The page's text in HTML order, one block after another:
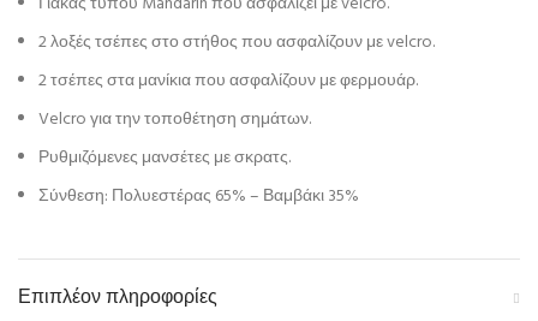
2 λοξές τσέπες στο στήθος που ασφαλίζουν με velcro.
2 τσέπες στα μανίκια που ασφαλίζουν με φερμουάρ.
Velcro για την τοποθέτηση σημάτων.
Ρυθμιζόμενες μανσέτες με σκρατς.
Σύνθεση: Πολυεστέρας 65% – Βαμβάκι 35%
Επιπλέον πληροφορίες